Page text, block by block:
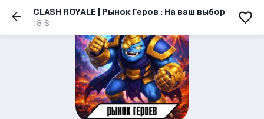
CLASH ROYALE | Рынок Геров : На ваш выбор
18 $